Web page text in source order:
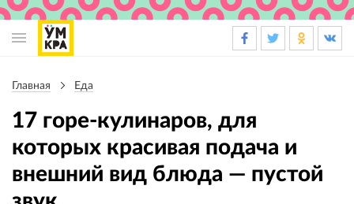
навигации
Главная Еда
17 горе-кулинаров, для
которых красивая подача и
внешний вид блюда — пустой